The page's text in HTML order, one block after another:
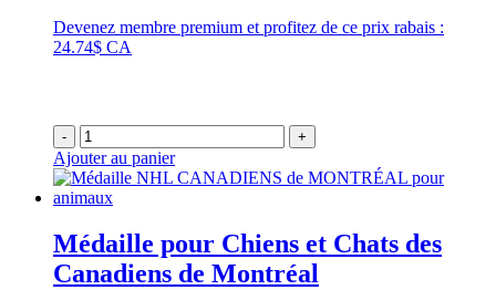
Devenez membre premium et profitez de ce prix rabais :
24.74$ CA
- +
Ajouter au panier
Médaille pour Chiens et Chats des
Canadiens de Montréal